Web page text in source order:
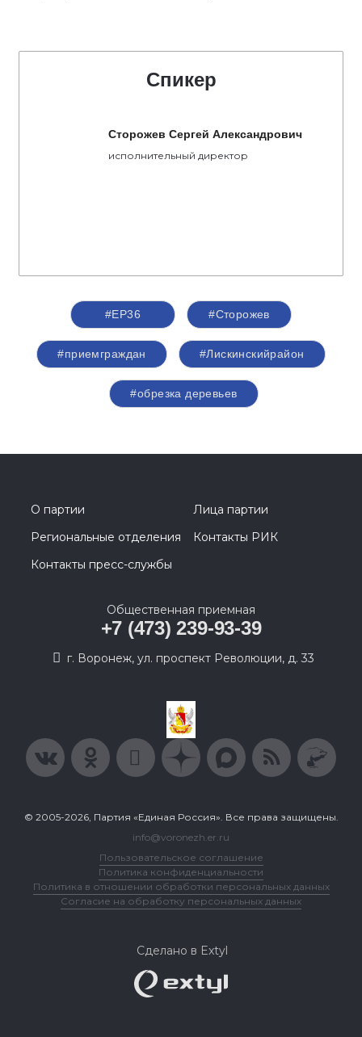
Спикер
Сторожев Сергей Александрович
исполнительный директор
#ЕР36 #Сторожев
#приемграждан #Лискинскийрайон
#обрезка деревьев
О партии
Лица партии
Региональные отделения
Контакты РИК
Контакты пресс-службы
Общественная приемная
+7 (473) 239-93-39
г. Воронеж, ул. проспект Революции, д. 33
© 2005-2026, Партия «Единая Россия». Все права защищены.
info@voronezh.er.ru
Пользовательское соглашение
Политика конфиденциальности
Политика в отношении обработки персональных данных
Согласие на обработку персональных данных
Сделано в Extyl